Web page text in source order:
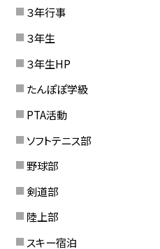
３年行事
３年生
３年生HP
たんぽぽ学級
PTA活動
ソフトテニス部
野球部
剣道部
陸上部
スキー宿泊